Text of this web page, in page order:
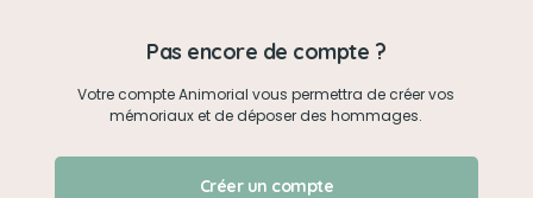
Créer un mémorial
Je me connecte
Pas encore de compte ?
Votre compte Animorial vous permettra de créer vos
mémoriaux et de déposer des hommages.
Créer un compte